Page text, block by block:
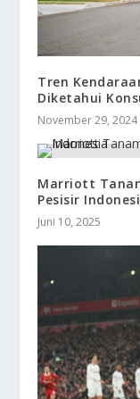
Tren
Diketahui
November 29, 2024
Marriott
Pesisir
Juni 10, 2025